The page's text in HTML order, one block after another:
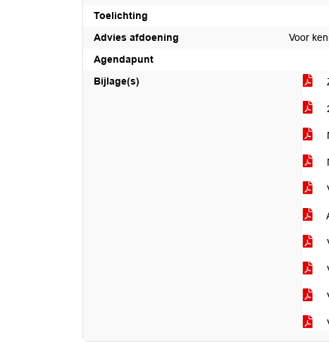
Toelichting
Advies afdoening
Voor
Agendapunt
Bijlage(s)